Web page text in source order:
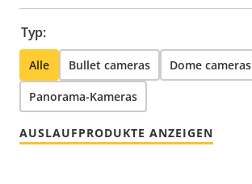
Typ:
Alle Bullet cameras Dome cameras
Panorama-Kameras
AUSLAUFPRODUKTE ANZEIGEN